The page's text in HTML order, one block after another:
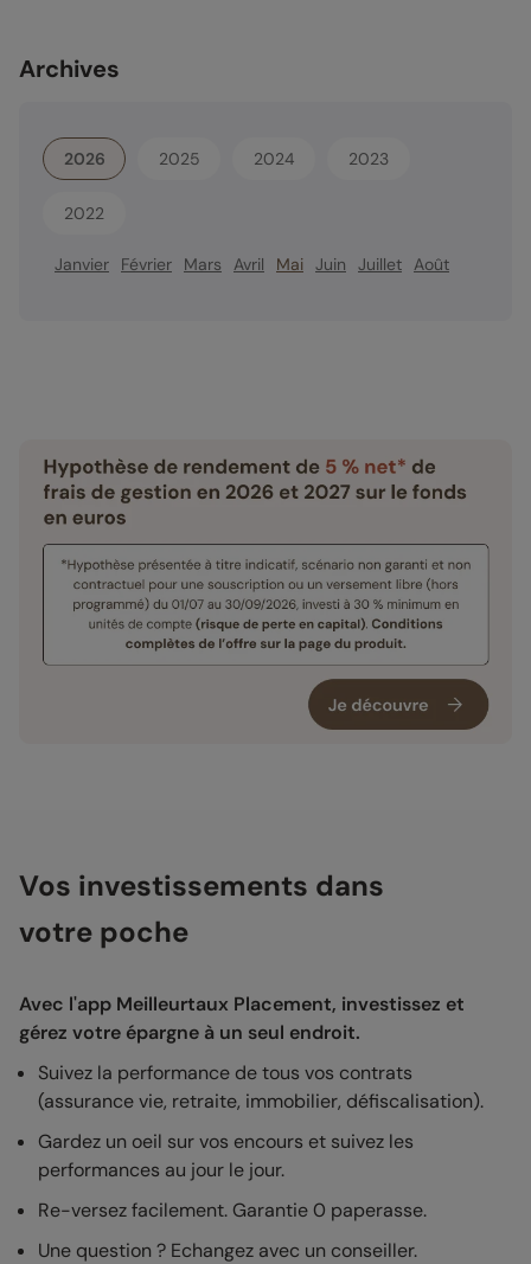
Archives
2026 2025 2024 2023
2022
Janvier Février Mars Avril Mai Juin Juillet Août
Vos investissements dans
votre poche
Avec l'app Meilleurtaux Placement, investissez et
gérez votre épargne à un seul endroit.
Suivez la performance de tous vos contrats
(assurance vie, retraite, immobilier, défiscalisation).
Gardez un oeil sur vos encours et suivez les
performances au jour le jour.
Re-versez facilement. Garantie 0 paperasse.
Une question ? Echangez avec un conseiller.